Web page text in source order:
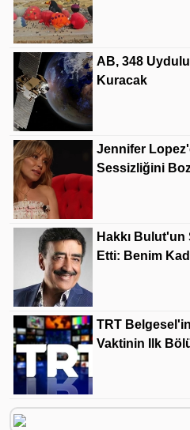
AB, 348
Kuracak
Jennifer
Sessizliğini
Hakkı Bulut'un
Etti: Benim
TRT
Vaktinin Ilk